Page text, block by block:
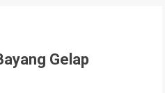
Gelap